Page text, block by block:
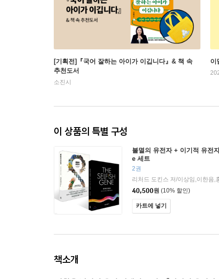
[기획전]『국어 잘하는 아이가 이깁니다』& 책 속
추천도서
소진시
이
이 상품의 특별 구성
불멸의 유전자 + 이기적 유전
e 세트
2권
리처드 도킨스 저/이상임,이한음,
40,500원 (10% 할인)
카트에 넣기
책소개